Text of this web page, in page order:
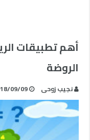
أهم تطبيقات
الروضة
نجيب زوحى 09/09